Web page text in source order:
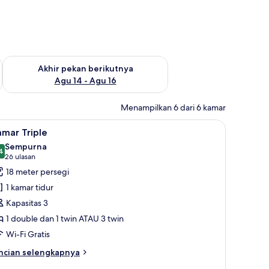
Agu 7 - Agu 9
Akhir pekan berikutnya
Agu 14 - Agu 16
Periksa ketersediaan untuk akhir pekan berikutnya Agu 14 -
Menampilkan 6 dari 6 kamar
brankas, tirai kedap cahaya, dan kedap suaraSelimut bulu angsa, brankas, tirai kedap
6 Triple
dari 10
Sempurna
26 ulasan
(26
ulasan)
18 meter persegi
1 kamar tidur
Kapasitas 3
1 double dan 1 twin ATAU 3 twin
Wi-Fi Gratis
selengkapnya